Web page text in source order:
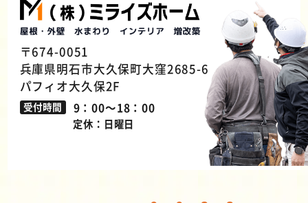
〒674-0051
兵庫県明石市大久保町大窪2685-6
パフィオ大久保2F
受付時間 9：00～18：00
定休：日曜日